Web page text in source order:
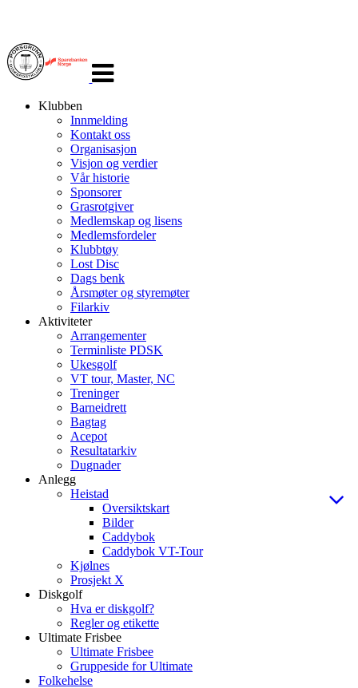
navigasjon
Klubben
Innmelding
Kontakt oss
Organisasjon
Visjon og verdier
Vår historie
Sponsorer
Grasrotgiver
Medlemskap og lisens
Medlemsfordeler
Klubbtøy
Lost Disc
Dags benk
Årsmøter og styremøter
Filarkiv
Aktiviteter
Arrangementer
Terminliste PDSK
Ukesgolf
VT tour, Master, NC
Treninger
Barneidrett
Bagtag
Acepot
Resultatarkiv
Dugnader
Anlegg
Heistad
Oversiktskart
Bilder
Caddybok
Caddybok VT-Tour
Kjølnes
Prosjekt X
Diskgolf
Hva er diskgolf?
Regler og etikette
Ultimate Frisbee
Ultimate Frisbee
Gruppeside for Ultimate
Folkehelse